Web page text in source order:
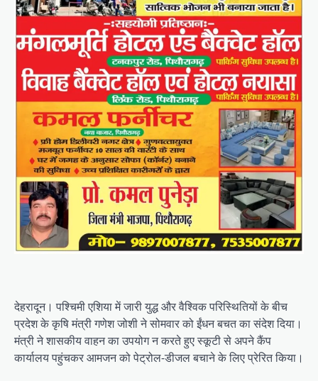
देहरादून। पश्चिमी एशिया में जारी युद्ध और वैश्विक परिस्थितियों के बीच
प्रदेश के कृषि मंत्री गणेश जोशी ने सोमवार को ईंधन बचत का संदेश दिया।
मंत्री ने शासकीय वाहन का उपयोग न करते हुए स्कूटी से अपने कैंप
कार्यालय पहुंचकर आमजन को पेट्रोल-डीजल बचाने के लिए प्रेरित किया।